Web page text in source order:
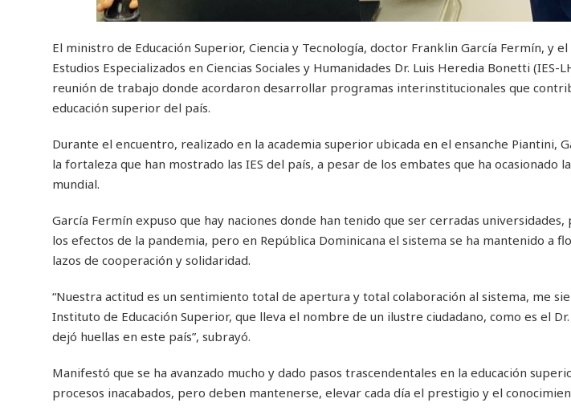
El ministro de Educación Superior, Ciencia y Tecnología, doctor Franklin García Fermín, y
Estudios Especializados en Ciencias Sociales y Humanidades Dr. Luis Heredia Bonetti (IES-
reunión de trabajo donde acordaron desarrollar programas interinstitucionales que
educación superior del país.
Durante el encuentro, realizado en la academia superior ubicada en el ensanche Piantini,
la fortaleza que han mostrado las IES del país, a pesar de los embates que ha ocasionado
mundial.
García Fermín expuso que hay naciones donde han tenido que ser cerradas
los efectos de la pandemia, pero en República Dominicana el sistema se ha mantenido a
lazos de cooperación y solidaridad.
“Nuestra actitud es un sentimiento total de apertura y total colaboración al sistema, me
Instituto de Educación Superior, que lleva el nombre de un ilustre ciudadano, como es el
dejó huellas en este país”, subrayó.
Manifestó que se ha avanzado mucho y dado pasos trascendentales en la educación
procesos inacabados, pero deben mantenerse, elevar cada día el prestigio y el